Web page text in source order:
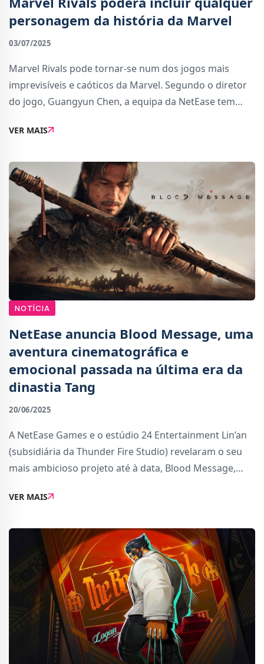
personagem da história da Marvel
03/07/2025
Marvel Rivals pode tornar-se num dos jogos mais
imprevisíveis e caóticos da Marvel. Segundo o diretor
do jogo, Guangyun Chen, a equipa da NetEase tem
história da Marvel, o que inclui mais de 85 anos
VER MAIS
NOTÍCIA
NetEase anuncia Blood Message, uma
aventura cinematográfica e
emocional passada na última era da
dinastia Tang
20/06/2025
A NetEase Games e o estúdio 24 Entertainment Lin’an
(subsidiária da Thunder Fire Studio) revelaram o seu
mais ambicioso projeto até à data, Blood Message,
Este será o primeiro título AAA to
VER MAIS